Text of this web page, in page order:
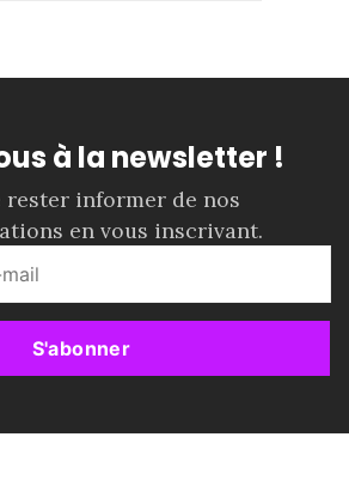
à la newsletter !
rester informer de nos
en vous inscrivant.
S'abonner